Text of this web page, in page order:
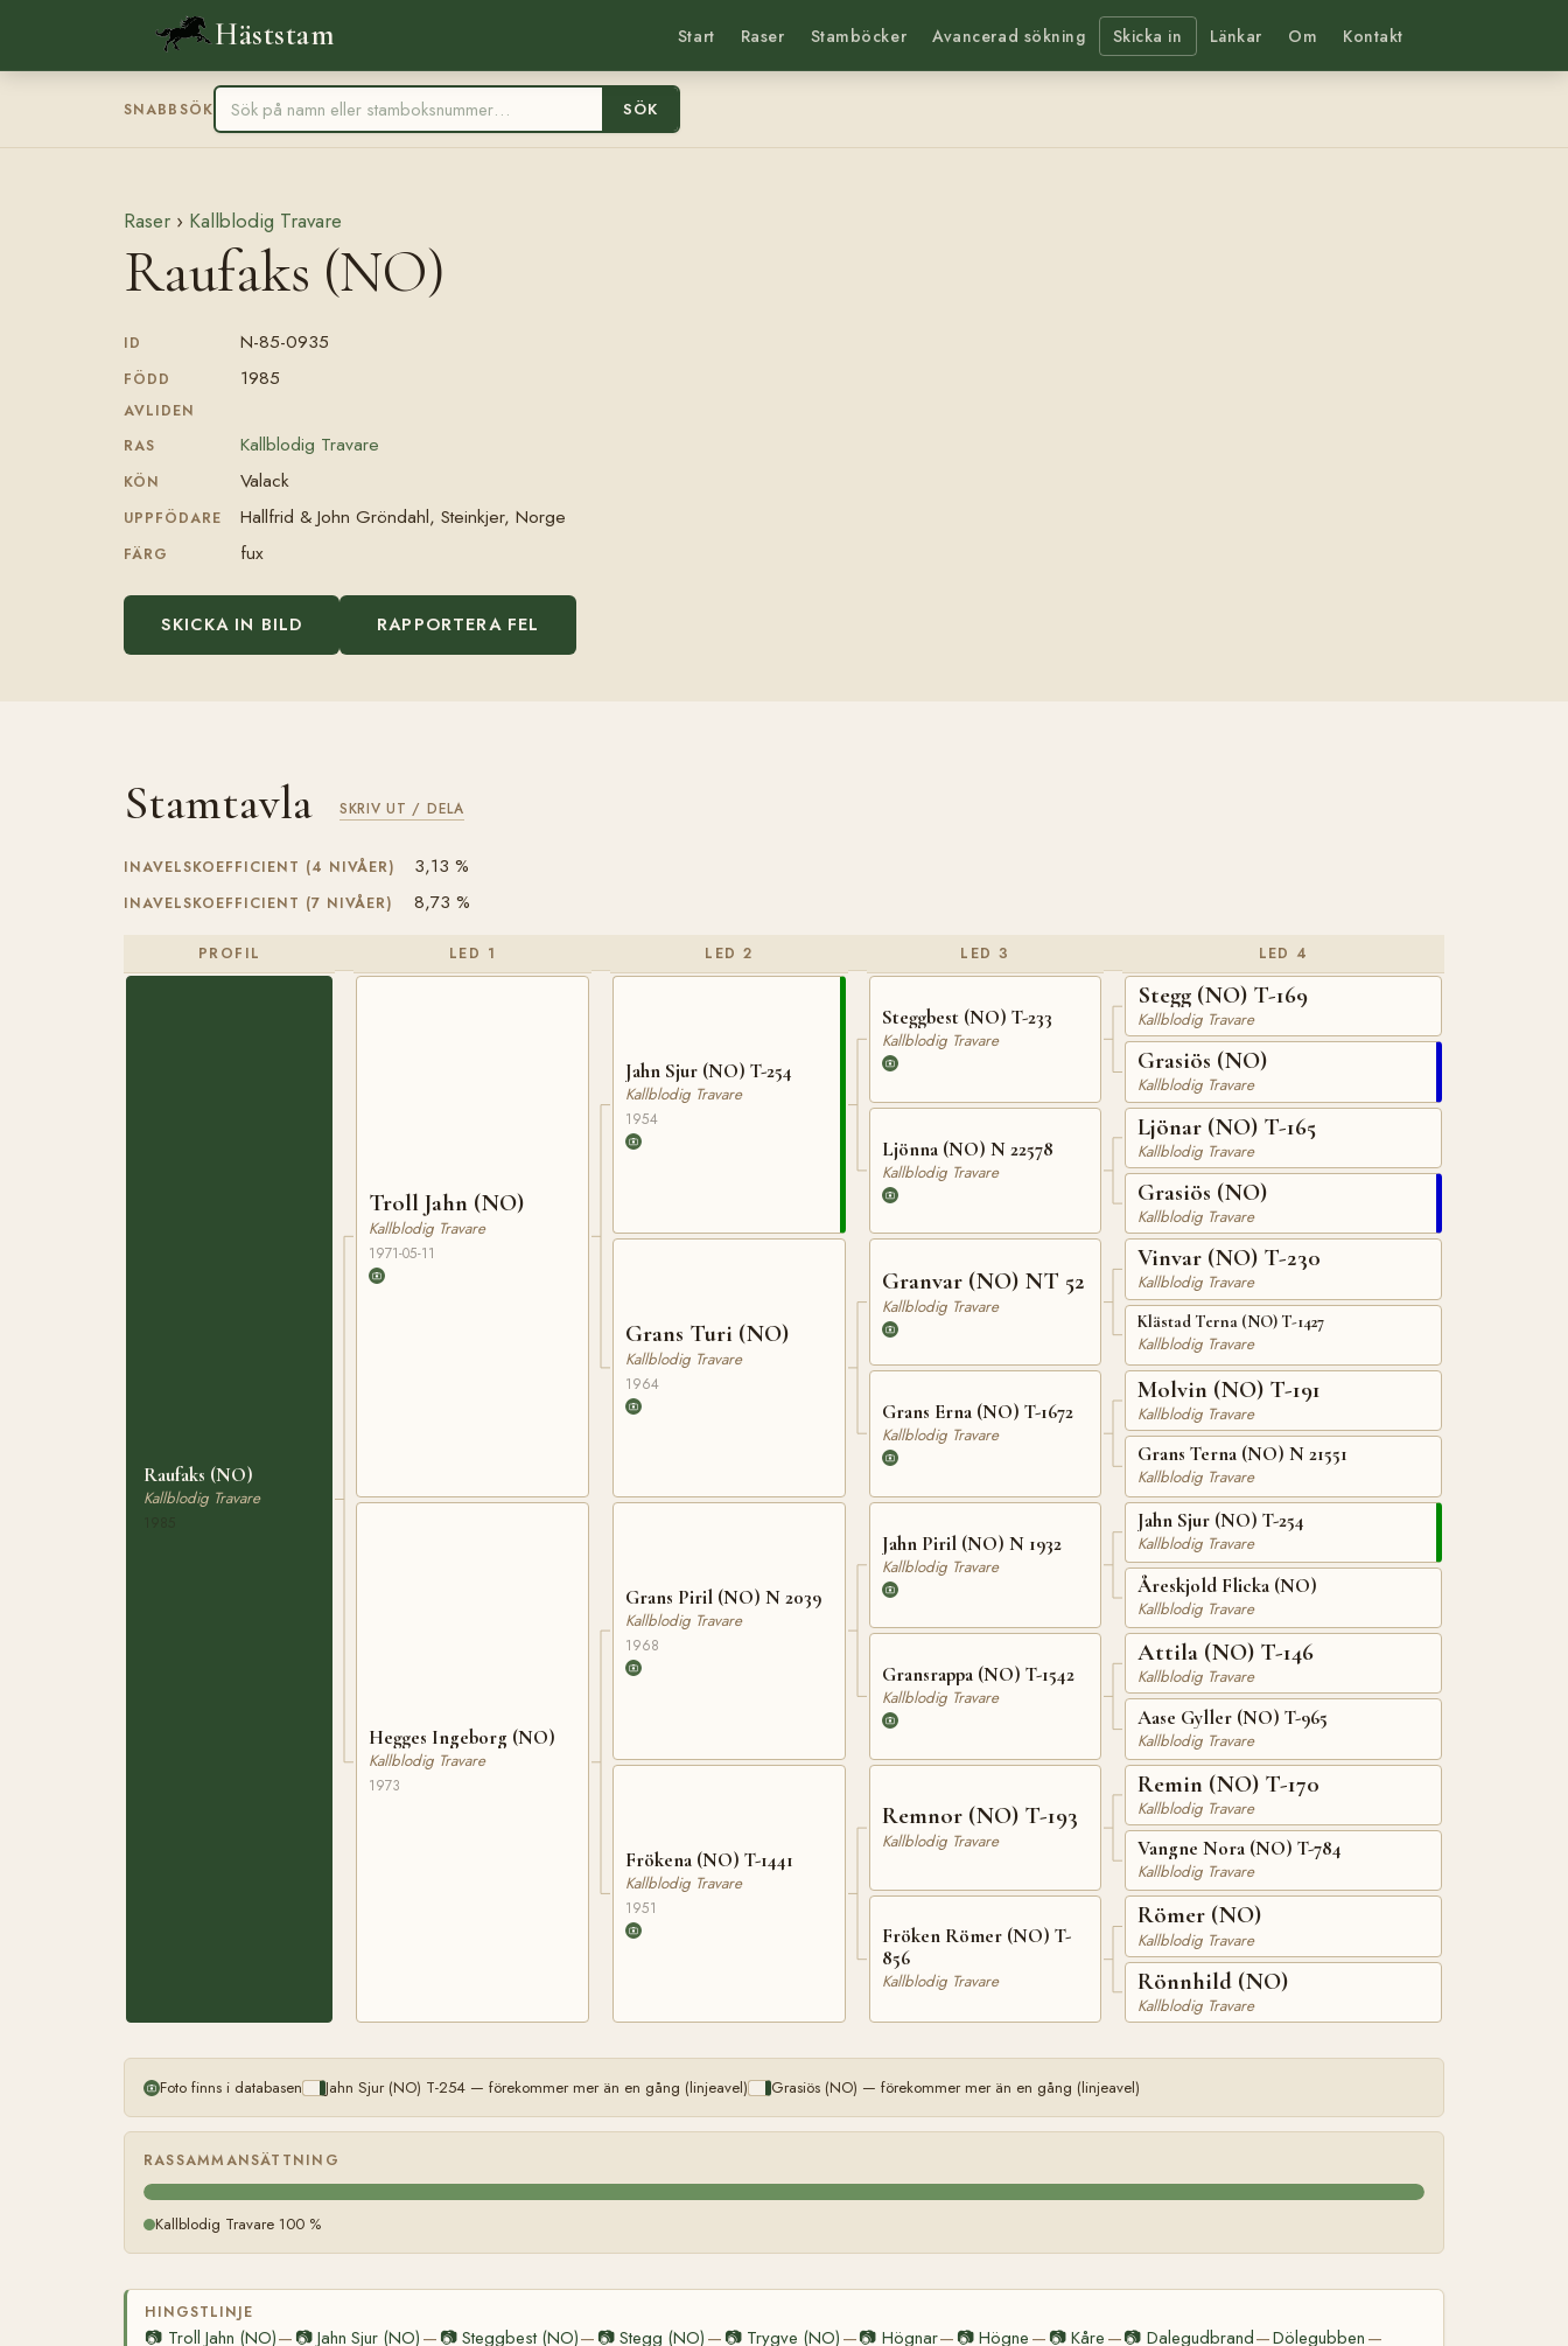
Häststam Start Raser Stamböcker Avancerad sökning Skicka in Länkar Om Kontakt
SNABBSÖK SÖK
Raser › Kallblodig Travare
Raufaks (NO)
ID N-85-0935
FÖDD 1985
AVLIDEN
RAS
Kallblodig Travare
KÖN Valack
UPPFÖDARE Hallfrid & John Gröndahl, Steinkjer, Norge
FÄRG fux
SKICKA IN BILD RAPPORTERA FEL
Stamtavla SKRIV UT / DELA
INAVELSKOEFFICIENT (4 NIVÅER) 3,13 %
INAVELSKOEFFICIENT (7 NIVÅER) 8,73 %
PROFIL
Raufaks (NO)
Kallblodig Travare
LED 1
Troll Jahn (NO)
Kallblodig Travare
1971-05-11
Hegges Ingeborg (NO)
Kallblodig Travare
1973
LED 2
Jahn Sjur (NO) T-254
Kallblodig Travare
1954
Grans Turi (NO)
Kallblodig Travare
1964
Grans Piril (NO) N 2039
Kallblodig Travare
1968
Frökena (NO) T-1441
Kallblodig Travare
1951
LED 3
Steggbest (NO) T-233
Kallblodig Travare
Ljönna (NO) N 22578
Kallblodig Travare
Granvar (NO) NT 52
Kallblodig Travare
Grans Erna (NO) T-1672
Kallblodig Travare
Jahn Piril (NO) N 1932
Kallblodig Travare
Gransrappa (NO) T-1542
Kallblodig Travare
Remnor (NO) T-193
Kallblodig Travare
Fröken Römer (NO) T-
856
Kallblodig Travare
LED 4
Stegg (NO) T-169
Kallblodig Travare
Grasiös (NO)
Kallblodig Travare
Ljönar (NO) T-165
Kallblodig Travare
Grasiös (NO)
Kallblodig Travare
Vinvar (NO) T-230
Kallblodig Travare
Klästad Terna (NO) T-1427
Kallblodig Travare
Molvin (NO) T-191
Kallblodig Travare
Grans Terna (NO) N 21551
Kallblodig Travare
Jahn Sjur (NO) T-254
Kallblodig Travare
Åreskjold Flicka (NO)
Kallblodig Travare
Attila (NO) T-146
Kallblodig Travare
Aase Gyller (NO) T-965
Kallblodig Travare
Remin (NO) T-170
Kallblodig Travare
Vangne Nora (NO) T-784
Kallblodig Travare
Römer (NO)
Kallblodig Travare
Rönnhild (NO)
Kallblodig Travare
Foto finns i databasen Jahn Sjur (NO) T-254 — förekommer mer än en gång (linjeavel) Grasiös (NO) — förekommer mer än en gång (linjeavel)
RASSAMMANSÄTTNING
Kallblodig Travare 100 %
HINGSTLINJE
📷 Troll Jahn (NO)— 📷Jahn Sjur (NO) — 📷 Steggbest (NO)— 📷 Stegg (NO) — 📷 Trygve (NO) —📷 Högnar— 📷Högne — 📷Kåre —📷 Dalegudbrand—Dölegubben —